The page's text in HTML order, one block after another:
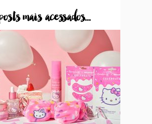
mais acessados...